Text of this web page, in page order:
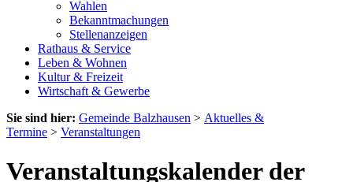
Wahlen
Bekanntmachungen
Stellenanzeigen
Rathaus & Service
Leben & Wohnen
Kultur & Freizeit
Wirtschaft & Gewerbe
Sie sind hier: Gemeinde Balzhausen > Aktuelles &
Termine > Veranstaltungen
Veranstaltungskalender der